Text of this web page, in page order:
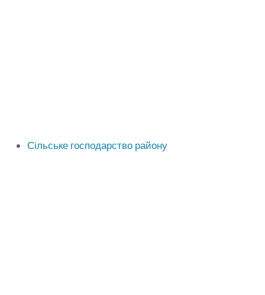
Сільське господарство району